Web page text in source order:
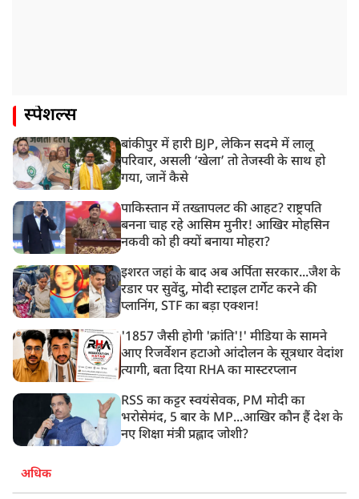
स्पेशल्स
बांकीपुर में हारी BJP, लेकिन सदमे में लालू
परिवार, असली ‘खेला’ तो तेजस्वी के साथ हो
गया, जानें कैसे
पाकिस्तान में तख्तापलट की आहट? राष्ट्रपति
बनना चाह रहे आसिम मुनीर! आखिर मोहसिन
नकवी को ही क्यों बनाया मोहरा?
इशरत जहां के बाद अब अर्पिता सरकार...जैश के
रडार पर सुवेंदु, मोदी स्टाइल टार्गेट करने की
प्लानिंग, STF का बड़ा एक्शन!
'1857 जैसी होगी 'क्रांति'!' मीडिया के सामने
आए रिजर्वेशन हटाओ आंदोलन के सूत्रधार वेदांश
त्यागी, बता दिया RHA का मास्टरप्लान
RSS का कट्टर स्वयंसेवक, PM मोदी का
भरोसेमंद, 5 बार के MP...आखिर कौन हैं देश के
नए शिक्षा मंत्री प्रह्लाद जोशी?
अधिक